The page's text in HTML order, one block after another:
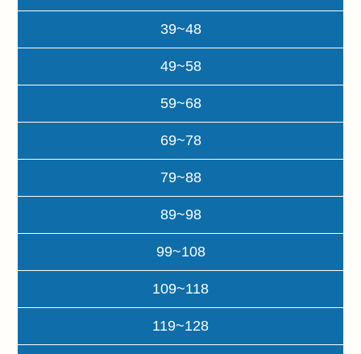
39~48
49~58
59~68
69~78
79~88
89~98
99~108
109~118
119~128